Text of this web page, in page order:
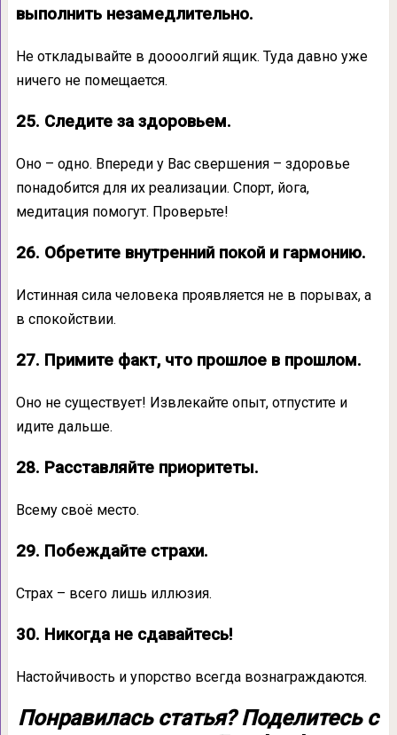
выполнить незамедлительно.
Не откладывайте в доооолгий ящик. Туда давно уже
ничего не помещается.
25. Следите за здоровьем.
Оно – одно. Впереди у Вас свершения – здоровье
понадобится для их реализации. Спорт, йога,
медитация помогут. Проверьте!
26. Обретите внутренний покой и гармонию.
Истинная сила человека проявляется не в порывах, а
в спокойствии.
27. Примите факт, что прошлое в прошлом.
Оно не существует! Извлекайте опыт, отпустите и
идите дальше.
28. Расставляйте приоритеты.
Всему своё место.
29. Побеждайте страхи.
Страх – всего лишь иллюзия.
30. Никогда не сдавайтесь!
Настойчивость и упорство всегда вознаграждаются.
Понравилась статья? Поделитесь с